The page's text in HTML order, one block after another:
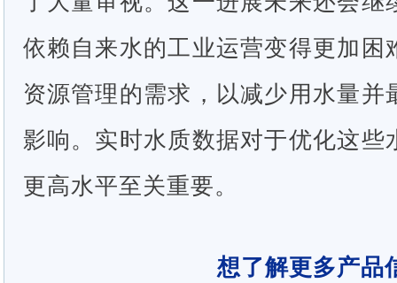
依赖自来水的工业运营变得更加困
资源管理的需求，以减少用水量
影响。实时水质数据对于优化这
更高水平至关重要。
想了解更多产品